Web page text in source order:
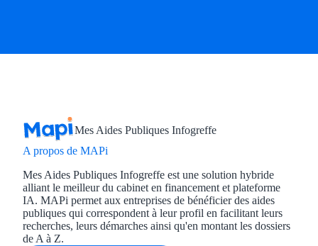
Aides Région Île-
Aides Région
Aides Région
Mes Aides Publiques Infogreffe
A propos de MAPi
Mes Aides Publiques Infogreffe est une solution hybride
alliant le meilleur du cabinet en financement et plateforme
IA. MAPi permet aux entreprises de bénéficier des aides
publiques qui correspondent à leur profil en facilitant leurs
recherches, leurs démarches ainsi qu'en montant les dossiers
de A à Z.